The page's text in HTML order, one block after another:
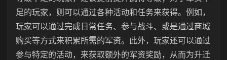
足的玩家，则可以通过各种活动和任务来获得。例如，
玩家可以通过完成日常任务、参与战斗、或是通过商城
购买等方式来积累所需的军资。此外，玩家还可以通过
参与特定的活动，来获取额外的军资奖励，从而为升迁